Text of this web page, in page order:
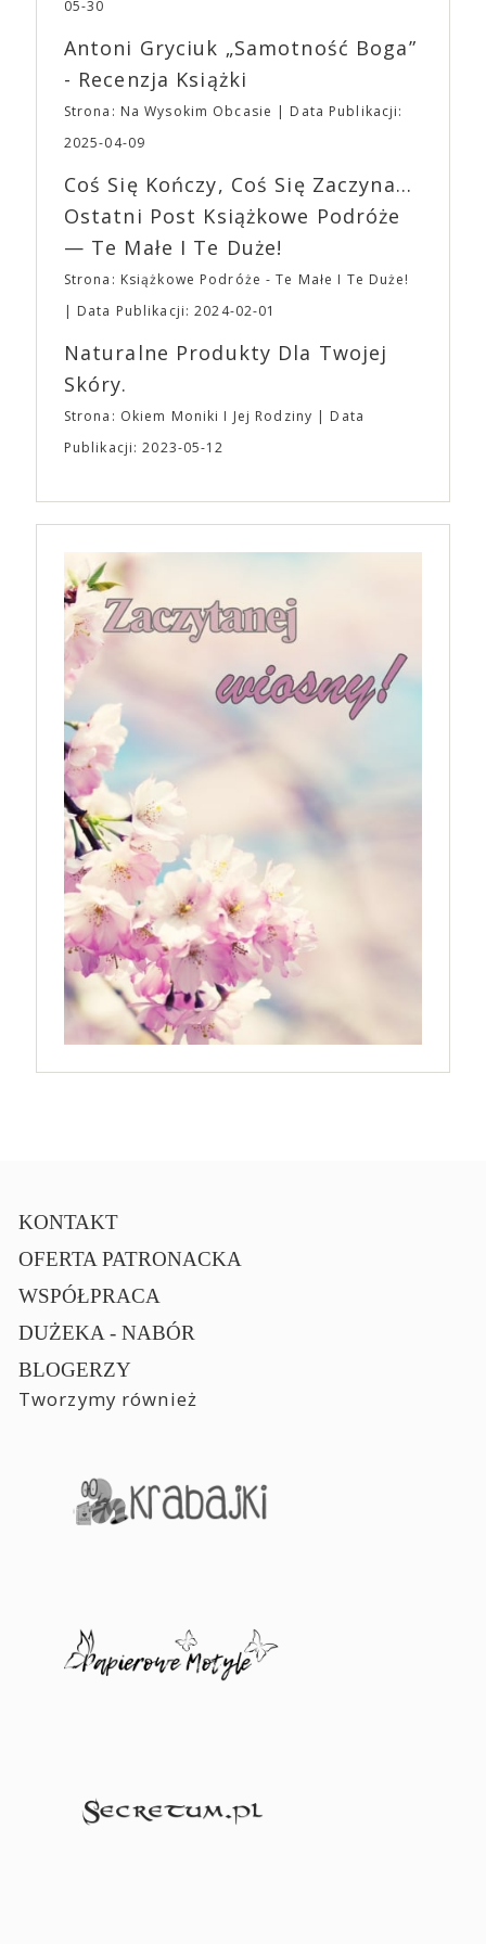
jednego z najbardziej interesujących współczesnych
(„Joker”, „Ona”) w swojej najbardziej zaskakującej
roli. Twórca kultowych „Dziedzictwo. Hereditary” i
„Midsommar. W biały dzień” zrealizował najbardziej
osobisty film, który pozwolił mu w pełni podzielić
się z widzami swoimi lękami, wizją świata, a przede
„Bo się boi” w kinach od 21 kwietnia.
Wystawców i Obsługi. Na terenie hali nie zabraknie
Waszych ulubionych Wystawców serwujących
napoje oraz drobne przekąski a przed halą
planujemy Strefę FoodTrucków. Życzymy Wam
fantastycznego czasu oczekiwania na nadchodzącą
EXPO XXI!
05-30
Antoni Gryciuk „Samotność Boga”
- Recenzja Książki
Strona: Na Wysokim Obcasie
Data Publikacji:
2025-04-09
Coś Się Kończy, Coś Się Zaczyna...
Ostatni Post Książkowe Podróże
— Te Małe I Te Duże!
Strona: Książkowe Podróże - Te Małe I Te Duże!
Data Publikacji: 2024-02-01
Naturalne Produkty Dla Twojej
Skóry.
Strona: Okiem Moniki I Jej Rodziny
Data
Publikacji: 2023-05-12
KONTAKT
OFERTA PATRONACKA
WSPÓŁPRACA
DUŻEKA - NABÓR
BLOGERZY
Tworzymy również